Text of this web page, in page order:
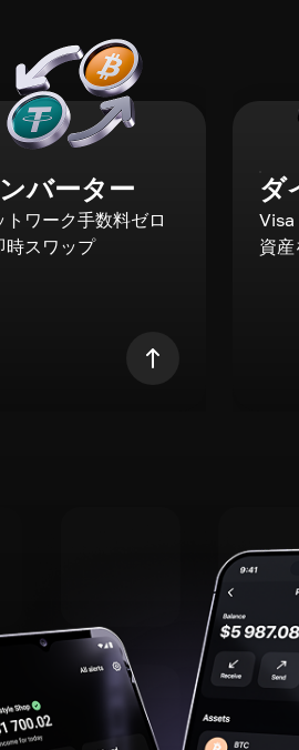
バーター
トワーク手数料ゼロ
時スワップ
ダ
資